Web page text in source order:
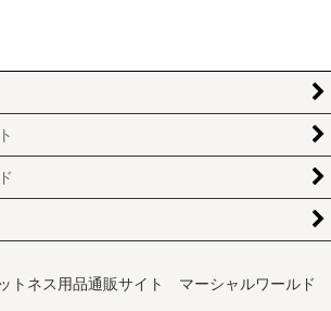
トネス用品通販サイト マーシャルワールド